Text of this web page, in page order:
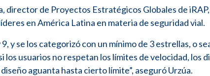
director de Proyectos Estratégicos Globales de
en América Latina en materia de seguridad vial.
y se los categorizó con un mínimo de 3 estrellas, o
los usuarios no respetan los límites de velocidad, los
aguanta hasta cierto límite”, aseguró Urzúa.